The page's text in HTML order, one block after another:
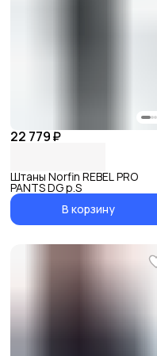
22 779 ₽
Штаны Norfin REBEL PRO
PANTS DG р.S
В корзину